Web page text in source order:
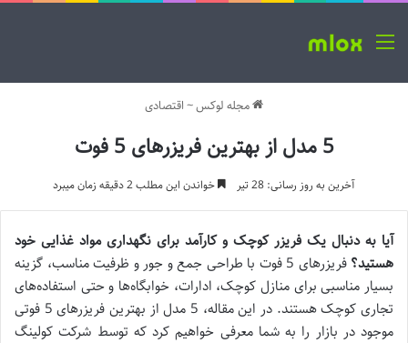
منو
مجله لوکس~ اقتصادی
5 مدل از بهترین فریزرهای 5 فوت
آخرین به روز رسانی: 28 تیر خواندن این مطلب 2 دقیقه زمان میبرد
آیا به دنبال یک فریزر کوچک و کارآمد برای نگهداری مواد غذایی خود
هستید؟
فریزرهای 5 فوت با طراحی جمع و جور و ظرفیت مناسب، گزینه
بسیار مناسبی برای منازل کوچک، ادارات، خوابگاه‌ها و حتی استفاده‌های
تجاری کوچک هستند.
در این مقاله، 5 مدل از بهترین فریزرهای 5 فوتی
موجود در بازار را به شما معرفی خواهیم کرد که توسط شرکت کولینگ